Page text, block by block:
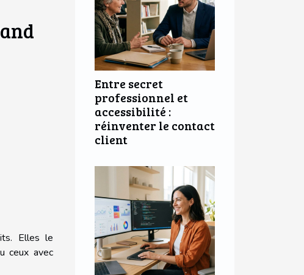
Elles le
ceux avec
Entre secret
professionnel et
accessibilité :
réinventer le contact
client